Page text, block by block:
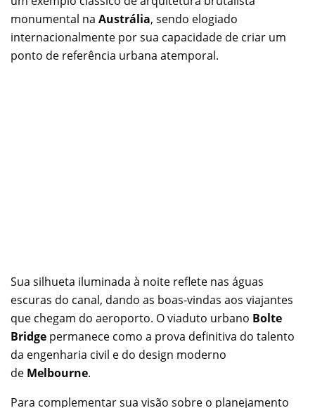
monumental na Austrália, sendo elogiado
internacionalmente por sua capacidade de criar um
ponto de referência urbana atemporal.
Sua silhueta iluminada à noite reflete nas águas
escuras do canal, dando as boas-vindas aos viajantes
que chegam do aeroporto. O viaduto urbano Bolte
Bridge permanece como a prova definitiva do talento
da engenharia civil e do design moderno
de Melbourne.
Para complementar sua visão sobre o planejamento